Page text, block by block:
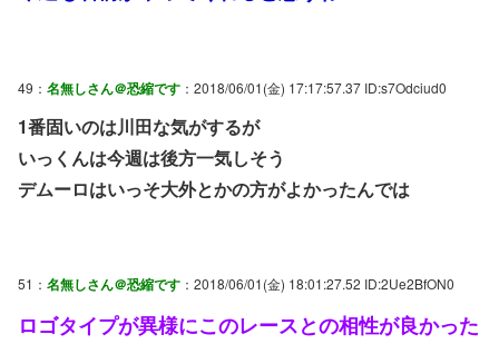
49： 名無しさん＠恐縮です ：2018/06/01(金) 17:17:57.37 ID:s7Odciud0
1番固いのは川田な気がするが
いっくんは今週は後方一気しそう
デムーロはいっそ大外とかの方がよかったんでは
51： 名無しさん＠恐縮です ：2018/06/01(金) 18:01:27.52 ID:2Ue2BfON0
ロゴタイプが異様にこのレースとの相性が良かった